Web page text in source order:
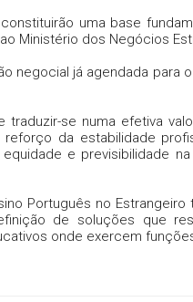
uma base
Ministério dos Negócios
negocial já agendada para
traduzir-se numa efetiva
da estabilidade
e previsibilidade
Português no Estrangeiro
de soluções que
onde exercem